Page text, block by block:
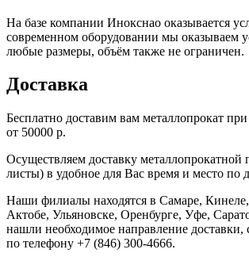
На базе компании Инокснао оказывается
современном оборудовании мы оказываем
любые размеры, объём также не ограничен.
Доставка
Бесплатно доставим вам металлопрокат
от 50000 р.
Осуществляем доставку металлопрокатной
листы) в удобное для Вас время и место по
Наши филиалы находятся в Самаре, Кинеле,
Актобе, Ульяновске, Оренбурге, Уфе,
нашли необходимое направление доставки,
по телефону +7 (846) 300-4666.